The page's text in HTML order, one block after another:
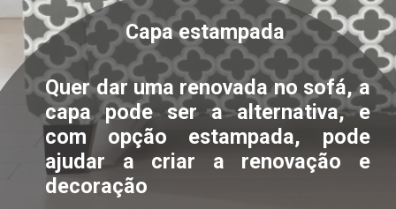
Capa estampada
Quer dar uma renovada no sofá, a
capa pode ser a alternativa, e
com opção estampada, pode
ajudar a criar a renovação e
decoração